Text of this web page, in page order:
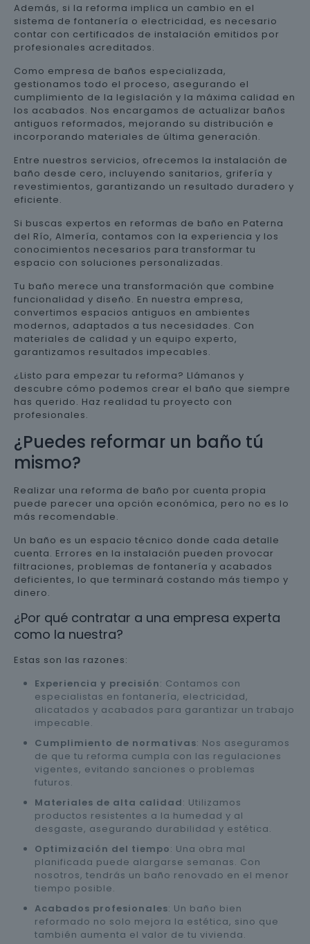
Además, si la reforma implica un cambio en el
sistema de fontanería o electricidad, es necesario
contar con certificados de instalación emitidos por
profesionales acreditados.
Como empresa de baños especializada,
gestionamos todo el proceso, asegurando el
cumplimiento de la legislación y la máxima calidad en
los acabados. Nos encargamos de actualizar baños
antiguos reformados, mejorando su distribución e
incorporando materiales de última generación.
Entre nuestros servicios, ofrecemos la instalación de
baño desde cero, incluyendo sanitarios, grifería y
revestimientos, garantizando un resultado duradero y
eficiente.
Si buscas expertos en reformas de baño en Paterna
del Río, Almería, contamos con la experiencia y los
conocimientos necesarios para transformar tu
espacio con soluciones personalizadas.
Tu baño merece una transformación que combine
funcionalidad y diseño. En nuestra empresa,
convertimos espacios antiguos en ambientes
modernos, adaptados a tus necesidades. Con
materiales de calidad y un equipo experto,
garantizamos resultados impecables.
¿Listo para empezar tu reforma? Llámanos y
descubre cómo podemos crear el baño que siempre
has querido. Haz realidad tu proyecto con
profesionales.
¿Puedes reformar un baño tú
mismo?
Realizar una reforma de baño por cuenta propia
puede parecer una opción económica, pero no es lo
más recomendable.
Un baño es un espacio técnico donde cada detalle
cuenta. Errores en la instalación pueden provocar
filtraciones, problemas de fontanería y acabados
deficientes, lo que terminará costando más tiempo y
dinero.
¿Por qué contratar a una empresa experta
como la nuestra?
Estas son las razones:
Experiencia y precisión: Contamos con
especialistas en fontanería, electricidad,
alicatados y acabados para garantizar un trabajo
impecable.
Cumplimiento de normativas: Nos aseguramos
de que tu reforma cumpla con las regulaciones
vigentes, evitando sanciones o problemas
futuros.
Materiales de alta calidad: Utilizamos
productos resistentes a la humedad y al
desgaste, asegurando durabilidad y estética.
Optimización del tiempo: Una obra mal
planificada puede alargarse semanas. Con
nosotros, tendrás un baño renovado en el menor
tiempo posible.
Acabados profesionales: Un baño bien
reformado no solo mejora la estética, sino que
también aumenta el valor de tu vivienda.